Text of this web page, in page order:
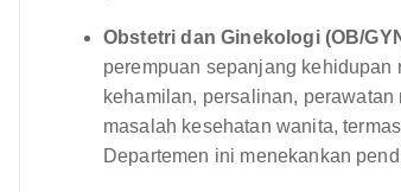
Obstetri dan Ginekologi (OB/
perempuan sepanjang
kehamilan, persalinan,
masalah kesehatan wanita,
Departemen ini menekankan